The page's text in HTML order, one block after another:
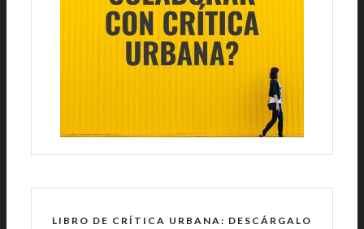
LIBRO DE CRÍTICA URBANA: DESCÁRGALO